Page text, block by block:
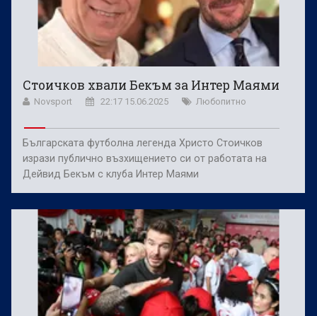
Стоичков хвали Бекъм за Интер Маями
Novsport 22:17 15.06.2025 Любопитно
Българската футболна легенда Христо Стоичков
изрази публично възхищението си от работата на
Дейвид Бекъм с клуба Интер Маями